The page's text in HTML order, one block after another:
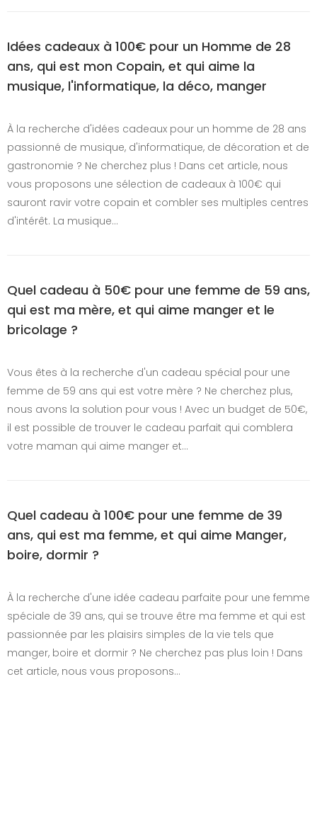
Idées cadeaux à 100€ pour un Homme de 28
ans, qui est mon Copain, et qui aime la
musique, l'informatique, la déco, manger
À la recherche d'idées cadeaux pour un homme de 28 ans
passionné de musique, d'informatique, de décoration et de
gastronomie ? Ne cherchez plus ! Dans cet article, nous
vous proposons une sélection de cadeaux à 100€ qui
sauront ravir votre copain et combler ses multiples centres
d'intérêt. La musique…
Quel cadeau à 50€ pour une femme de 59 ans,
qui est ma mère, et qui aime manger et le
bricolage ?
Vous êtes à la recherche d'un cadeau spécial pour une
femme de 59 ans qui est votre mère ? Ne cherchez plus,
nous avons la solution pour vous ! Avec un budget de 50€,
il est possible de trouver le cadeau parfait qui comblera
votre maman qui aime manger et…
Quel cadeau à 100€ pour une femme de 39
ans, qui est ma femme, et qui aime Manger,
boire, dormir ?
À la recherche d'une idée cadeau parfaite pour une femme
spéciale de 39 ans, qui se trouve être ma femme et qui est
passionnée par les plaisirs simples de la vie tels que
manger, boire et dormir ? Ne cherchez pas plus loin ! Dans
cet article, nous vous proposons…